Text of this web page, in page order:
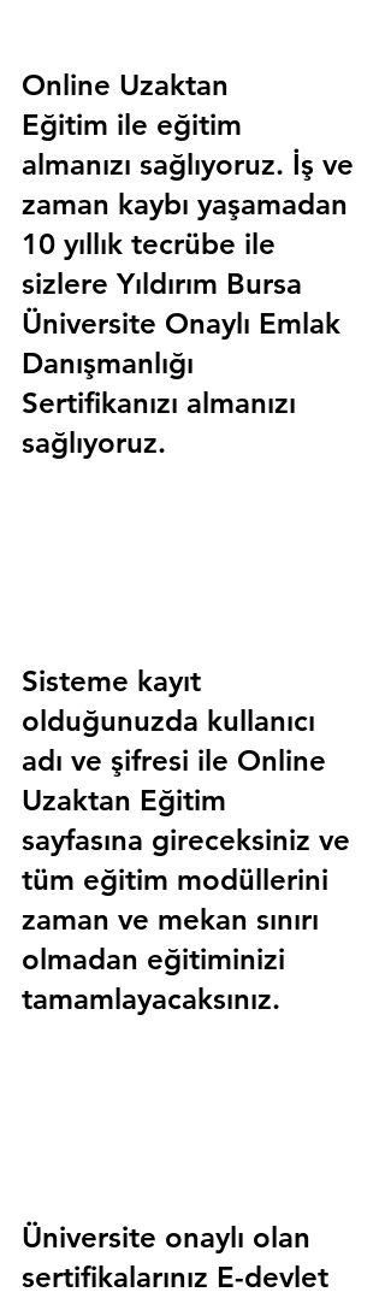
Online Uzaktan
Eğitim ile eğitim
almanızı sağlıyoruz. İş ve
zaman kaybı yaşamadan
10 yıllık tecrübe ile
sizlere Yıldırım Bursa
Üniversite Onaylı Emlak
Danışmanlığı
Sertifikanızı almanızı
sağlıyoruz.
Sisteme kayıt
olduğunuzda kullanıcı
adı ve şifresi ile Online
Uzaktan Eğitim
sayfasına gireceksiniz ve
tüm eğitim modüllerini
zaman ve mekan sınırı
olmadan eğitiminizi
tamamlayacaksınız.
Üniversite onaylı olan
sertifikalarınız E-devlet